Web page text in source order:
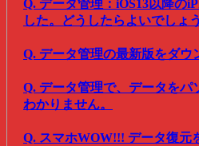
Q. データ管理：iOS13以降の
した。どうしたらよいでしょ
Q. データ管理の最新版をダウ
Q. データ管理で、データをパ
わかりません。
Q. スマホWOW!!! データ復元